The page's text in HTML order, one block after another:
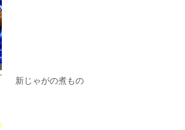
新じゃがの煮もの